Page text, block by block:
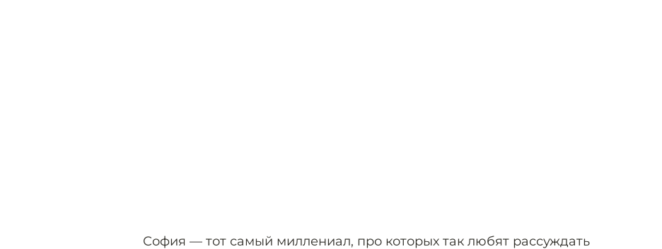
София — тот самый миллениал, про которых так любят рассуждать